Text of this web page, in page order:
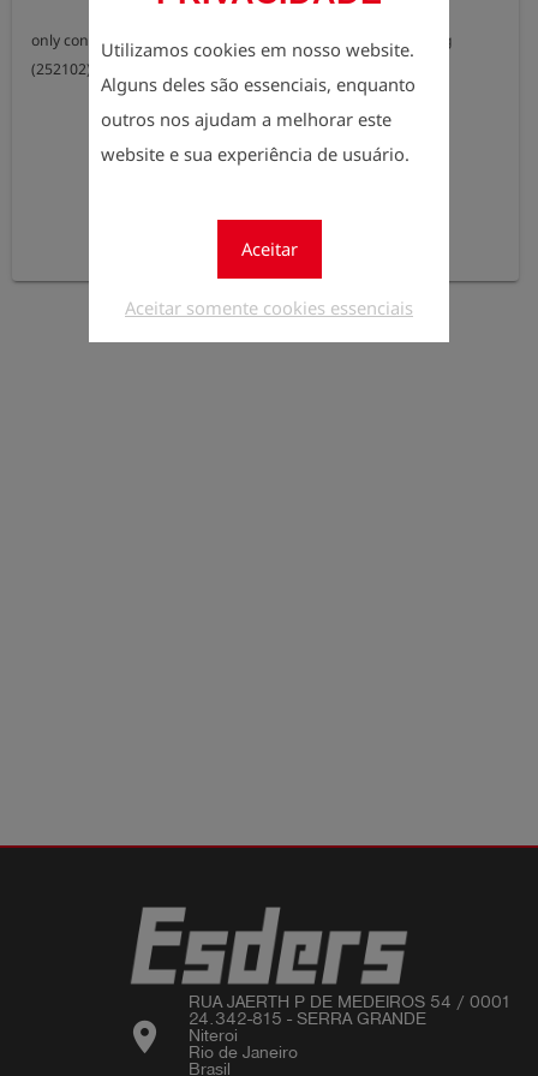
Utilizamos cookies em nosso website.
Alguns deles são essenciais, enquanto
outros nos ajudam a melhorar este
website e sua experiência de usuário.
Aceitar
Aceitar somente cookies essenciais
only configurable in combination with the option pinpointing
(252102)
location_on
RUA JAERTH P DE MEDEIROS 54 / 0001
24.342-815 - SERRA GRANDE
Niteroi
Rio de Janeiro